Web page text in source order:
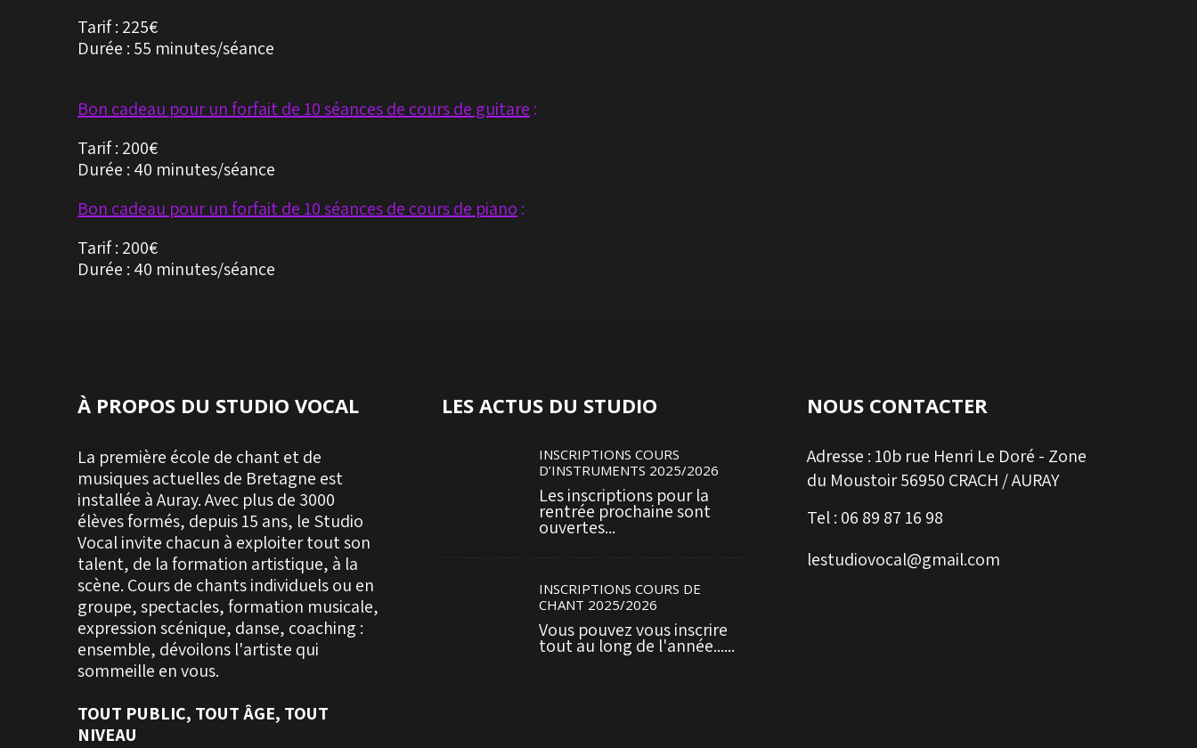
Tarif : 225€
Durée : 55 minutes/séance
Bon cadeau pour un forfait de 10 séances de cours de guitare :
Tarif : 200€
Durée : 40 minutes/séance
Bon cadeau pour un forfait de 10 séances de cours de piano :
Tarif : 200€
Durée : 40 minutes/séance
À PROPOS DU STUDIO VOCAL
La première école de chant et de
musiques actuelles de Bretagne est
installée à Auray. Avec plus de 3000
élèves formés, depuis 15 ans, le Studio
Vocal invite chacun à exploiter tout son
talent, de la formation artistique, à la
scène. Cours de chants individuels ou en
groupe, spectacles, formation musicale,
expression scénique, danse, coaching :
ensemble, dévoilons l'artiste qui
sommeille en vous.
TOUT PUBLIC, TOUT ÂGE, TOUT
NIVEAU
LES ACTUS DU STUDIO
INSCRIPTIONS COURS
D’INSTRUMENTS 2025/2026
Les inscriptions pour la
rentrée prochaine sont
ouvertes...
INSCRIPTIONS COURS DE
CHANT 2025/2026
Vous pouvez vous inscrire
tout au long de l'année......
NOUS CONTACTER
Adresse : 10b rue Henri Le Doré - Zone
du Moustoir 56950 CRACH / AURAY
Tel : 06 89 87 16 98
lestudiovocal@gmail.com